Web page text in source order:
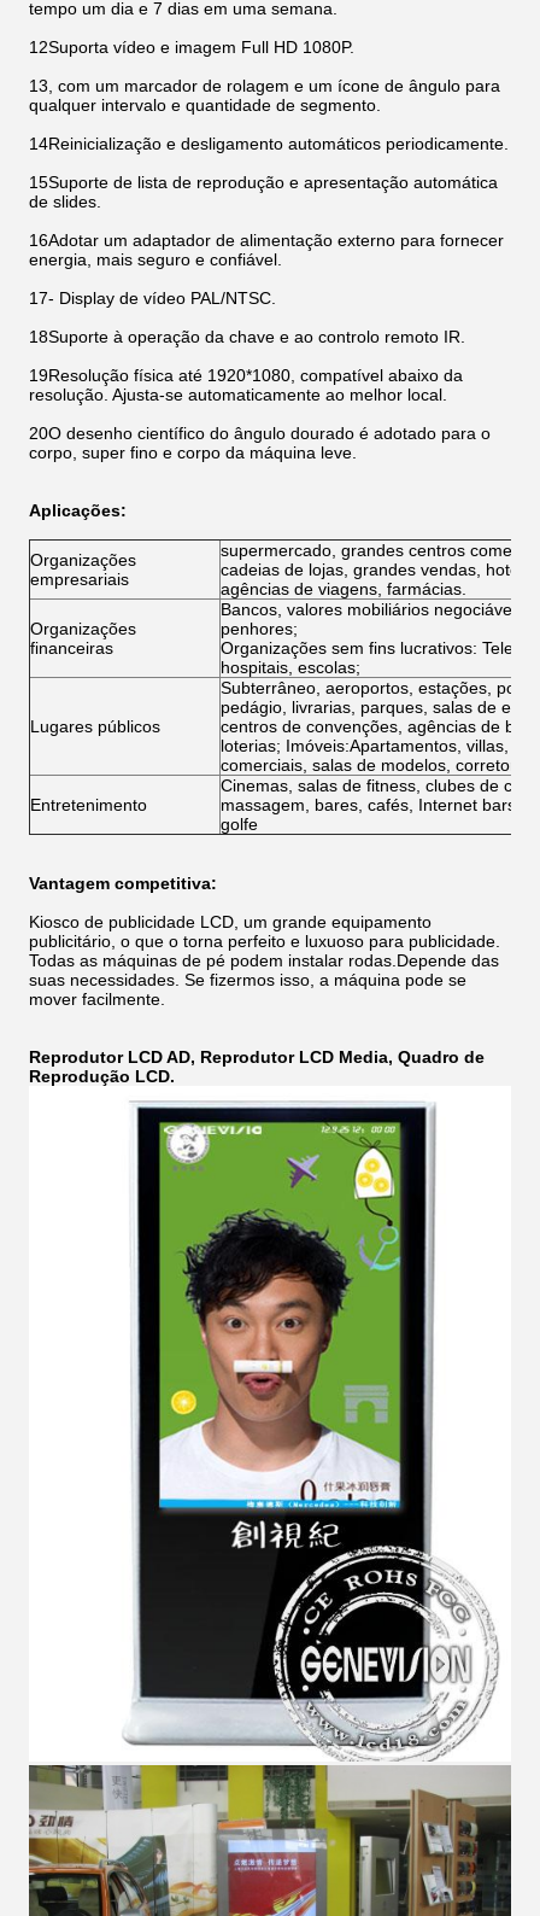
tempo um dia e 7 dias em uma semana.
12Suporta vídeo e imagem Full HD 1080P.
13, com um marcador de rolagem e um ícone de ângulo para
qualquer intervalo e quantidade de segmento.
14Reinicialização e desligamento automáticos periodicamente.
15Suporte de lista de reprodução e apresentação automática
de slides.
16Adotar um adaptador de alimentação externo para fornecer
energia, mais seguro e confiável.
17- Display de vídeo PAL/NTSC.
18Suporte à operação da chave e ao controlo remoto IR.
19Resolução física até 1920*1080, compatível abaixo da
resolução. Ajusta-se automaticamente ao melhor local.
20O desenho científico do ângulo dourado é adotado para o
corpo, super fino e corpo da máquina leve.
Aplicações:
Organizações
empresariais
supermercado, grandes centros
cadeias de lojas, grandes vendas,
agências de viagens, farmácias.
Organizações
financeiras
Bancos, valores mobiliários negociáveis,
penhores;
Organizações sem fins lucrativos:
hospitais, escolas;
Lugares públicos
Subterrâneo, aeroportos, estações,
pedágio, livrarias, parques, salas de
centros de convenções, agências de
loterias; Imóveis:Apartamentos, villas,
comerciais, salas de modelos, corretores
Entretenimento
Cinemas, salas de fitness, clubes de
massagem, bares, cafés, Internet bars,
golfe
Vantagem competitiva:
Kiosco de publicidade LCD, um grande equipamento
publicitário, o que o torna perfeito e luxuoso para publicidade.
Todas as máquinas de pé podem instalar rodas.Depende das
suas necessidades. Se fizermos isso, a máquina pode se
mover facilmente.
Reprodutor LCD AD, Reprodutor LCD Media, Quadro de
Reprodução LCD.